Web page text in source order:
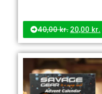
40,00kr. 20,00 kr.